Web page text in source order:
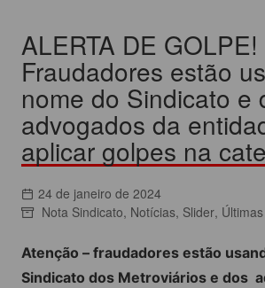
ALERTA DE GOLPE!
Fraudadores estão
nome do Sindicato e
advogados da
aplicar golpes na
24 de janeiro de 2024
Nota Sindicato, Notícias, Slider,
Atenção – fraudadores estão
Sindicato dos Metroviários e dos